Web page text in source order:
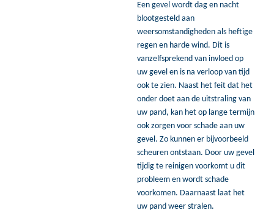
Een gevel wordt dag en nacht
blootgesteld aan
weersomstandigheden als heftige
regen en harde wind. Dit is
vanzelfsprekend van invloed op
uw gevel en is na verloop van tijd
ook te zien. Naast het feit dat het
onder doet aan de uitstraling van
uw pand, kan het op lange termijn
ook zorgen voor schade aan uw
gevel. Zo kunnen er bijvoorbeeld
scheuren ontstaan. Door uw gevel
tijdig te reinigen voorkomt u dit
probleem en wordt schade
voorkomen. Daarnaast laat het
uw pand weer stralen.